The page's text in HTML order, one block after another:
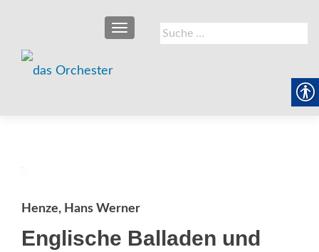
Suche
nach:
SCHALTE NAVIGATION
Henze, Hans Werner
Englische Balladen und